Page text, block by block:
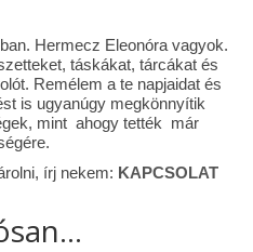
Hermecz Eleonóra vagyok.
táskákat, tárcákat és
Remélem a te napjaidat és
is ugyanúgy megkönnyítik
mint ahogy tették már
írj nekem: KAPCSOLAT